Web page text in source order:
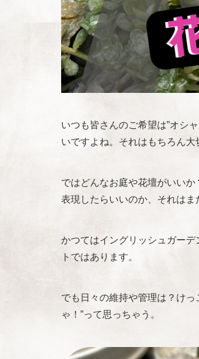
いつも皆さんのご希望は”オシ
いですよね。それはもちろん大
ではどんなお庭や花壇がいい
表現したらいいのか、それはま
かつてはイングリッシュガー
トではあります。
でも日々の維持や管理は？けっ
ゃ！”って思っちゃう。